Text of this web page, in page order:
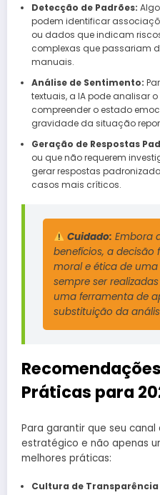
Detecção de Padrões:
podem identificar
ou dados que indicam
complexas que passariam
manuais.
Análise de Sentimento:
textuais, a IA pode analisar
compreender o estado
gravidade da situação
Geração de Respostas
ou que não requerem
gerar respostas
casos mais críticos.
Cuidado: Embora
benefícios, a decisão
moral e ética de
sempre ser
uma ferramenta de
substituição da
Práticas para
Para garantir que seu
estratégico e não apenas
melhores práticas:
Cultura de Transparência